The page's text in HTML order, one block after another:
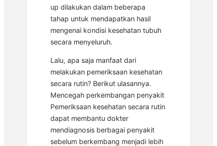
up dilakukan dalam beberapa
tahap untuk mendapatkan hasil
mengenai kondisi kesehatan tubuh
secara menyeluruh.
Lalu, apa saja manfaat dari
melakukan pemeriksaan kesehatan
secara rutin? Berikut ulasannya.
Mencegah perkembangan penyakit
Pemeriksaan kesehatan secara rutin
dapat membantu dokter
mendiagnosis berbagai penyakit
sebelum berkembang menjadi lebih